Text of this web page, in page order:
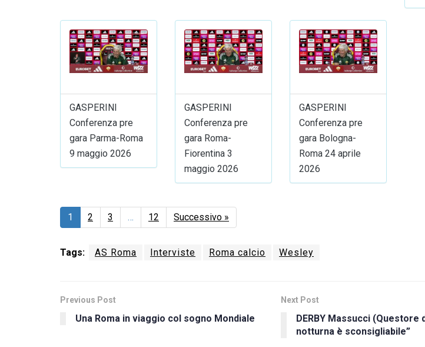
GASPERINI
Conferenza pre
gara Parma-Roma
9 maggio 2026
GASPERINI
Conferenza pre
gara Roma-
Fiorentina 3
maggio 2026
GASPERINI
Conferenza pre
gara Bologna-
Roma 24 aprile
2026
1 2 3 … 12 Successivo »
Tags: AS Roma Interviste Roma calcio Wesley
Previous Post
Una Roma in viaggio col sogno Mondiale
Next Post
DERBY Massucci (Questore
notturna è sconsigliabile”